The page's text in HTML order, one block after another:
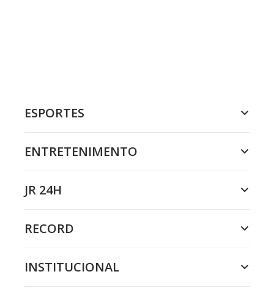
ESPORTES
ENTRETENIMENTO
JR 24H
RECORD
INSTITUCIONAL